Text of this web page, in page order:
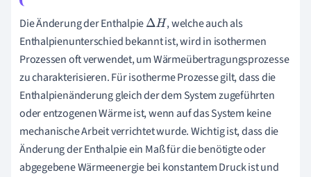
Die Änderung der EnthalpieΔH , welche auch als
Enthalpienunterschied bekannt ist, wird in isothermen
Prozessen oft verwendet, um Wärmeübertragungsprozesse
zu charakterisieren. Für isotherme Prozesse gilt, dass die
Enthalpienänderung gleich der dem System zugeführten
oder entzogenen Wärme ist, wenn auf das System keine
mechanische Arbeit verrichtet wurde. Wichtig ist, dass die
Änderung der Enthalpie ein Maß für die benötigte oder
abgegebene Wärmeenergie bei konstantem Druck ist und